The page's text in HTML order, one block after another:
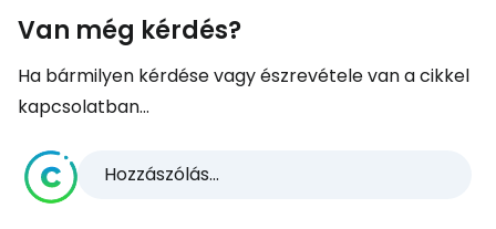
Van még kérdés?
Ha bármilyen kérdése vagy észrevétele van a cikkel
kapcsolatban...
Hozzászólás...